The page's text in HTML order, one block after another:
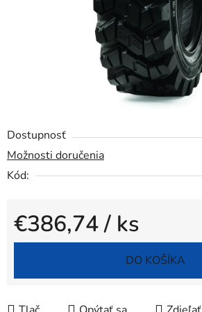
Dostupnosť
Možnosti doručenia
Kód:
€386,74/ ks
Jednotková cena:
DO KOŠÍKA